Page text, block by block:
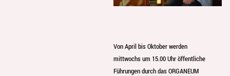
Von April bis Oktober werden
mittwochs um 15.00 Uhr öffentliche
Führungen durch das ORGANEUM